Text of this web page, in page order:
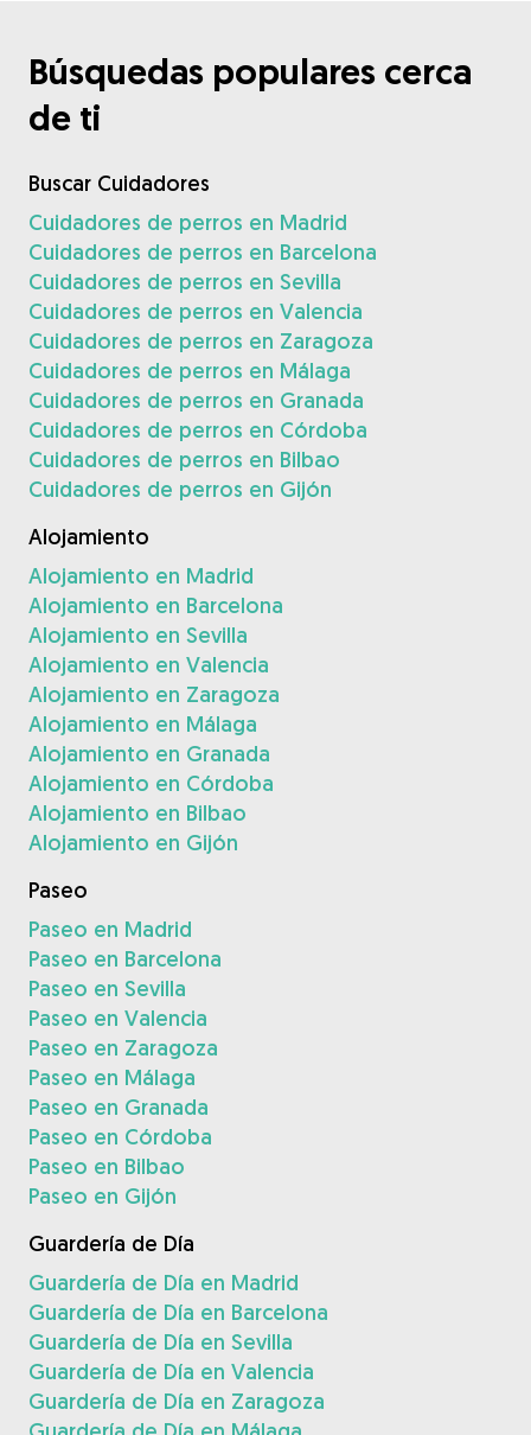
Búsquedas populares cerca
de ti
Buscar Cuidadores
Cuidadores de perros en Madrid
Cuidadores de perros en Barcelona
Cuidadores de perros en Sevilla
Cuidadores de perros en Valencia
Cuidadores de perros en Zaragoza
Cuidadores de perros en Málaga
Cuidadores de perros en Granada
Cuidadores de perros en Córdoba
Cuidadores de perros en Bilbao
Cuidadores de perros en Gijón
Alojamiento
Alojamiento en Madrid
Alojamiento en Barcelona
Alojamiento en Sevilla
Alojamiento en Valencia
Alojamiento en Zaragoza
Alojamiento en Málaga
Alojamiento en Granada
Alojamiento en Córdoba
Alojamiento en Bilbao
Alojamiento en Gijón
Paseo
Paseo en Madrid
Paseo en Barcelona
Paseo en Sevilla
Paseo en Valencia
Paseo en Zaragoza
Paseo en Málaga
Paseo en Granada
Paseo en Córdoba
Paseo en Bilbao
Paseo en Gijón
Guardería de Día
Guardería de Día en Madrid
Guardería de Día en Barcelona
Guardería de Día en Sevilla
Guardería de Día en Valencia
Guardería de Día en Zaragoza